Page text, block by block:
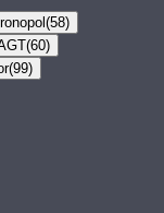
(58)
(60)
(99)